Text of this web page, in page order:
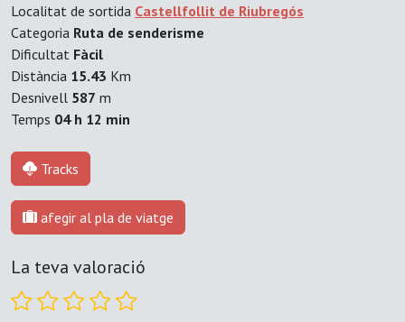
Localitat de sortida Castellfollit de Riubregós
Categoria Ruta de senderisme
Dificultat Fàcil
Distància 15.43 Km
Desnivell 587 m
Temps 04 h 12 min
Tracks
afegir al pla de viatge
La teva valoració